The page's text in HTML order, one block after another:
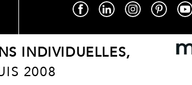
INDIVIDUELLES,
2008